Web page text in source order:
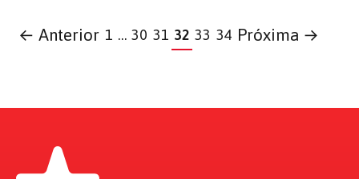
← Anterior 1 … 30 31 32 33 34 Próxima →